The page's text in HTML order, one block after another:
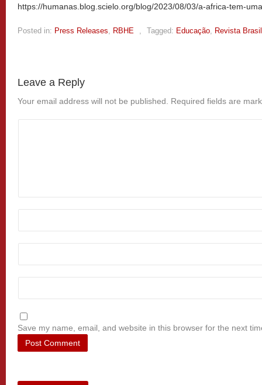
https://humanas.blog.scielo.org/blog/2023/08/03/a-africa-tem-
Posted in: Press Releases, RBHE , Tagged: Educação, Revista
Leave a Reply
Your email address will not be published. Required fields are
Save my name, email, and website in this browser for the next